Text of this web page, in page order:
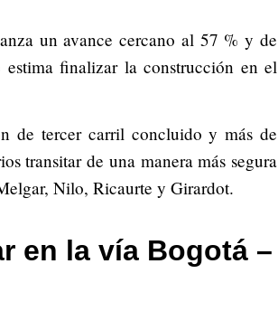
un avance cercano al 57 % y de
finalizar la construcción en el
de tercer carril concluido y más de
transitar de una manera más segura
Nilo, Ricaurte y Girardot.
en la vía Bogotá –